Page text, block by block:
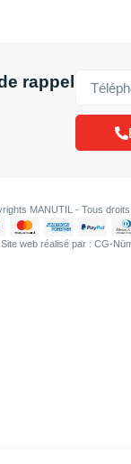
rappel
MANUTIL - Tous
Site web réalisé par : CG-